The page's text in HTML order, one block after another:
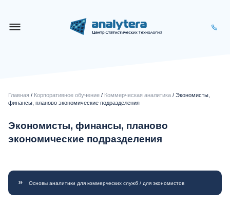
Главная / Корпоративное обучение / Коммерческая аналитика / Экономисты,
финансы, планово экономические подразделения
Экономисты, финансы, планово
экономические подразделения
Основы аналитики для коммерческих служб / для экономистов